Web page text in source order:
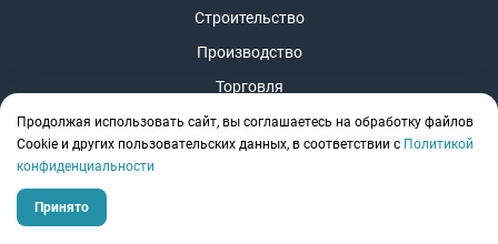
Строительство
Производство
Торговля
Селлеры
Агентства
Продолжая использовать сайт, вы соглашаетесь на обработку файлов
Сookie и других пользовательских данных, в соответствии с Политикой
конфиденциальности
Принято